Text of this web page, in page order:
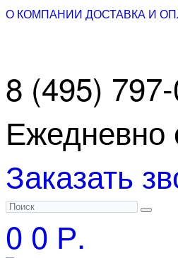
О КОМПАНИИ ДОСТАВКА И
8 (495)
Ежедневно
Заказать
0 0 Р.